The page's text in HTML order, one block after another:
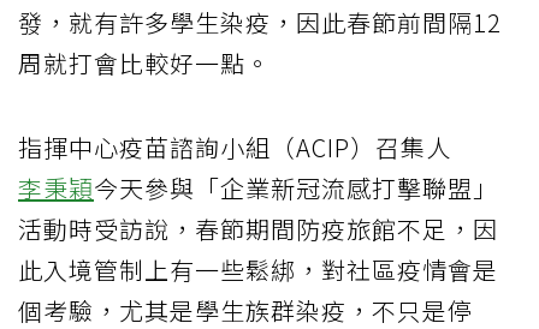
發，就有許多學生染疫，因此春節前間隔12
周就打會比較好一點。
指揮中心疫苗諮詢小組（ACIP）召集人
李秉穎今天參與「企業新冠流感打擊聯盟」
活動時受訪說，春節期間防疫旅館不足，因
此入境管制上有一些鬆綁，對社區疫情會是
個考驗，尤其是學生族群染疫，不只是停